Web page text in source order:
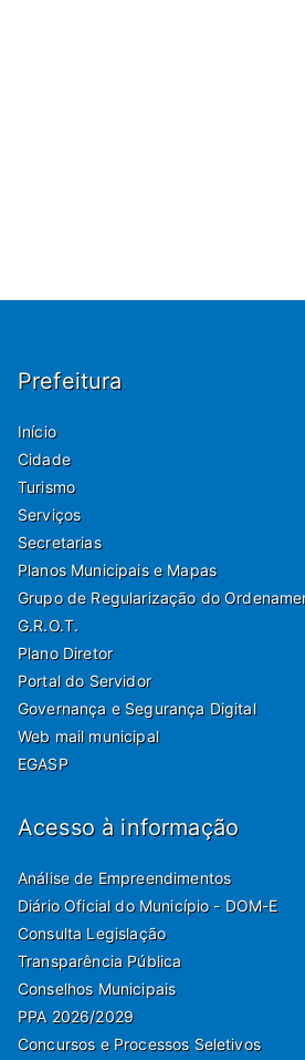
Prefeitura
Início
Cidade
Turismo
Serviços
Secretarias
Planos Municipais e Mapas
Grupo de Regularização do
G.R.O.T.
Plano Diretor
Portal do Servidor
Governança e Segurança Digital
Web mail municipal
EGASP
Acesso à informação
Análise de Empreendimentos
Diário Oficial do Município - DOM-E
Consulta Legislação
Transparência Pública
Conselhos Municipais
PPA 2026/2029
Concursos e Processos Seletivos